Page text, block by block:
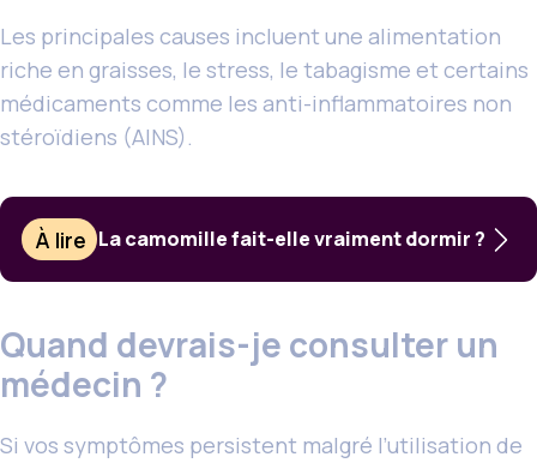
Les principales causes incluent une alimentation
riche en graisses, le stress, le tabagisme et certains
médicaments comme les anti-inflammatoires non
stéroïdiens (AINS).
À lire La camomille fait-elle vraiment dormir ?
Quand devrais-je consulter un
médecin ?
Si vos symptômes persistent malgré l’utilisation de